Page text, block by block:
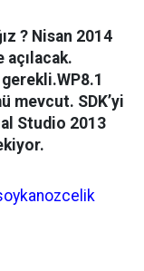
? Nisan 2014
açılacak.
mevcut. SDK’yi
Studio 2013